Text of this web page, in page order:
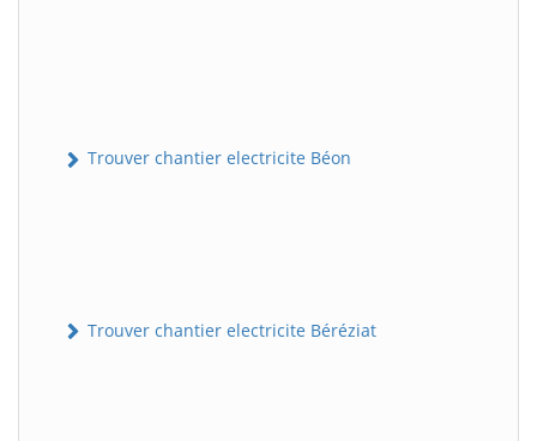
Trouver chantier electricite Béon
Trouver chantier electricite Béréziat